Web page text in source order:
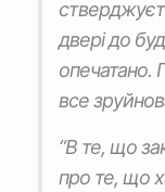
двері до
опечатано.
все
“В те, що
про те, що